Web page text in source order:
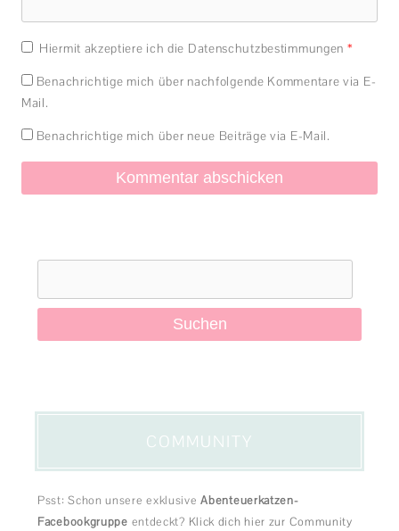
Hiermit akzeptiere ich die Datenschutzbestimmungen *
Benachrichtige mich über nachfolgende Kommentare via E-
Mail.
Benachrichtige mich über neue Beiträge via E-Mail.
Suchen
COMMUNITY
Psst: Schon unsere exklusiveAbenteuerkatzen-
Facebookgruppe entdeckt? Klick dich hier zur Community